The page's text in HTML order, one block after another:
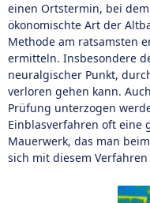
einen Ortstermin, bei
ökonomischte Art der
Methode am ratsamsten
ermitteln. Insbesondere
neuralgischer Punkt,
verloren gehen kann.
Prüfung unterzogen
Einblasverfahren oft eine
Mauerwerk, das man
sich mit diesem